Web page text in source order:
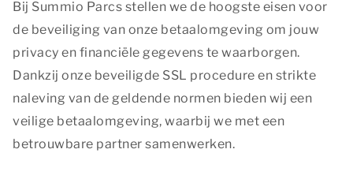
Bij Summio Parcs stellen we de hoogste eisen voor
de beveiliging van onze betaalomgeving om jouw
privacy en financiële gegevens te waarborgen.
Dankzij onze beveiligde SSL procedure en strikte
naleving van de geldende normen bieden wij een
veilige betaalomgeving, waarbij we met een
betrouwbare partner samenwerken.